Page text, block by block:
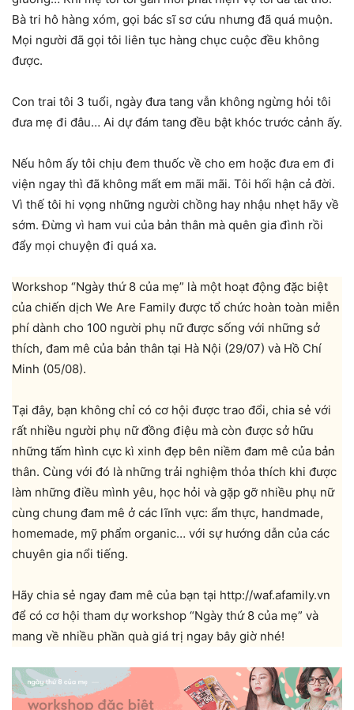
Bà tri hô hàng xóm, gọi bác sĩ sơ cứu nhưng đã quá muộn.
Mọi người đã gọi tôi liên tục hàng chục cuộc đều không
được.
Con trai tôi 3 tuổi, ngày đưa tang vẫn không ngừng hỏi tôi
đưa mẹ đi đâu… Ai dự đám tang đều bật khóc trước cảnh ấy.
Nếu hôm ấy tôi chịu đem thuốc về cho em hoặc đưa em đi
viện ngay thì đã không mất em mãi mãi. Tôi hối hận cả đời.
Vì thế tôi hi vọng những người chồng hay nhậu nhẹt hãy về
sớm. Đừng vì ham vui của bản thân mà quên gia đình rồi
đẩy mọi chuyện đi quá xa.
Workshop “Ngày thứ 8 của mẹ” là một hoạt động đặc biệt
của chiến dịch We Are Family được tổ chức hoàn toàn miễn
phí dành cho 100 người phụ nữ được sống với những sở
thích, đam mê của bản thân tại Hà Nội (29/07) và Hồ Chí
Minh (05/08).
Tại đây, bạn không chỉ có cơ hội được trao đổi, chia sẻ với
rất nhiều người phụ nữ đồng điệu mà còn được sở hữu
những tấm hình cực kì xinh đẹp bên niềm đam mê của bản
thân. Cùng với đó là những trải nghiệm thỏa thích khi được
làm những điều mình yêu, học hỏi và gặp gỡ nhiều phụ nữ
cùng chung đam mê ở các lĩnh vực: ẩm thực, handmade,
homemade, mỹ phẩm organic… với sự hướng dẫn của các
chuyên gia nổi tiếng.
Hãy chia sẻ ngay đam mê của bạn tại http://waf.afamily.vn
để có cơ hội tham dự workshop “Ngày thứ 8 của mẹ” và
mang về nhiều phần quà giá trị ngay bây giờ nhé!